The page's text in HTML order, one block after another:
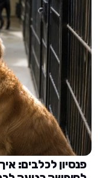
פנסיון לכלבים: